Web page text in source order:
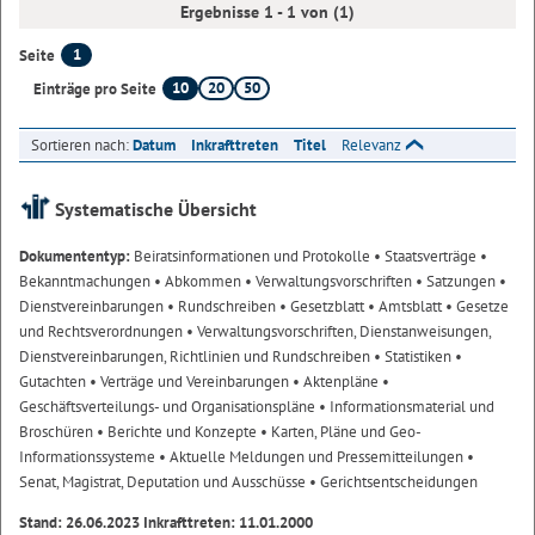
Ergebnisse 1 - 1 von (1)
Seite
1
Einträge pro Seite
10 20 50
Sortieren nach:Datum Inkrafttreten Titel Relevanz
Systematische Übersicht
Dokumententyp: Beiratsinformationen und Protokolle • Staatsverträge •
Bekanntmachungen • Abkommen • Verwaltungsvorschriften • Satzungen •
Dienstvereinbarungen • Rundschreiben • Gesetzblatt• Amtsblatt• Gesetze
und Rechtsverordnungen • Verwaltungsvorschriften, Dienstanweisungen,
Dienstvereinbarungen, Richtlinien und Rundschreiben • Statistiken •
Gutachten • Verträge und Vereinbarungen • Aktenpläne •
Geschäftsverteilungs- und Organisationspläne • Informationsmaterial und
Broschüren • Berichte und Konzepte • Karten, Pläne und Geo-
Informationssysteme • Aktuelle Meldungen und Pressemitteilungen •
Senat, Magistrat, Deputation und Ausschüsse • Gerichtsentscheidungen
Stand: 26.06.2023 Inkrafttreten: 11.01.2000